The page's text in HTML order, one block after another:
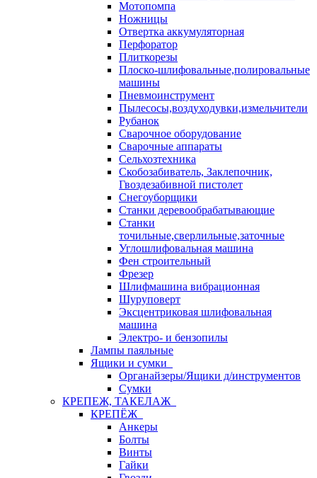
Мотопомпа
Ножницы
Отвертка аккумуляторная
Перфоратор
Плиткорезы
Плоско-шлифовальные,полировальные
машины
Пневмоинструмент
Пылесосы,воздуходувки,измельчители
Рубанок
Сварочное оборудование
Сварочные аппараты
Сельхозтехника
Скобозабиватель, Заклепочник,
Гвоздезабивной пистолет
Снегоуборщики
Станки деревообрабатывающие
Станки
точильные,сверлильные,заточные
Углошлифовальная машина
Фен строительный
Фрезер
Шлифмашина вибрационная
Шуруповерт
Эксцентриковая шлифовальная
машина
Электро- и бензопилы
Лампы паяльные
Ящики и сумки
Органайзеры/Ящики д/инструментов
Сумки
КРЕПЕЖ, ТАКЕЛАЖ
КРЕПЁЖ
Анкеры
Болты
Винты
Гайки